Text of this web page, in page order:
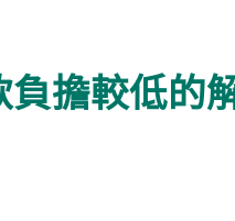
負擔較低的